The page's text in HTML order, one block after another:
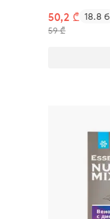
50,2 ₾
59 ₾
18.8 б